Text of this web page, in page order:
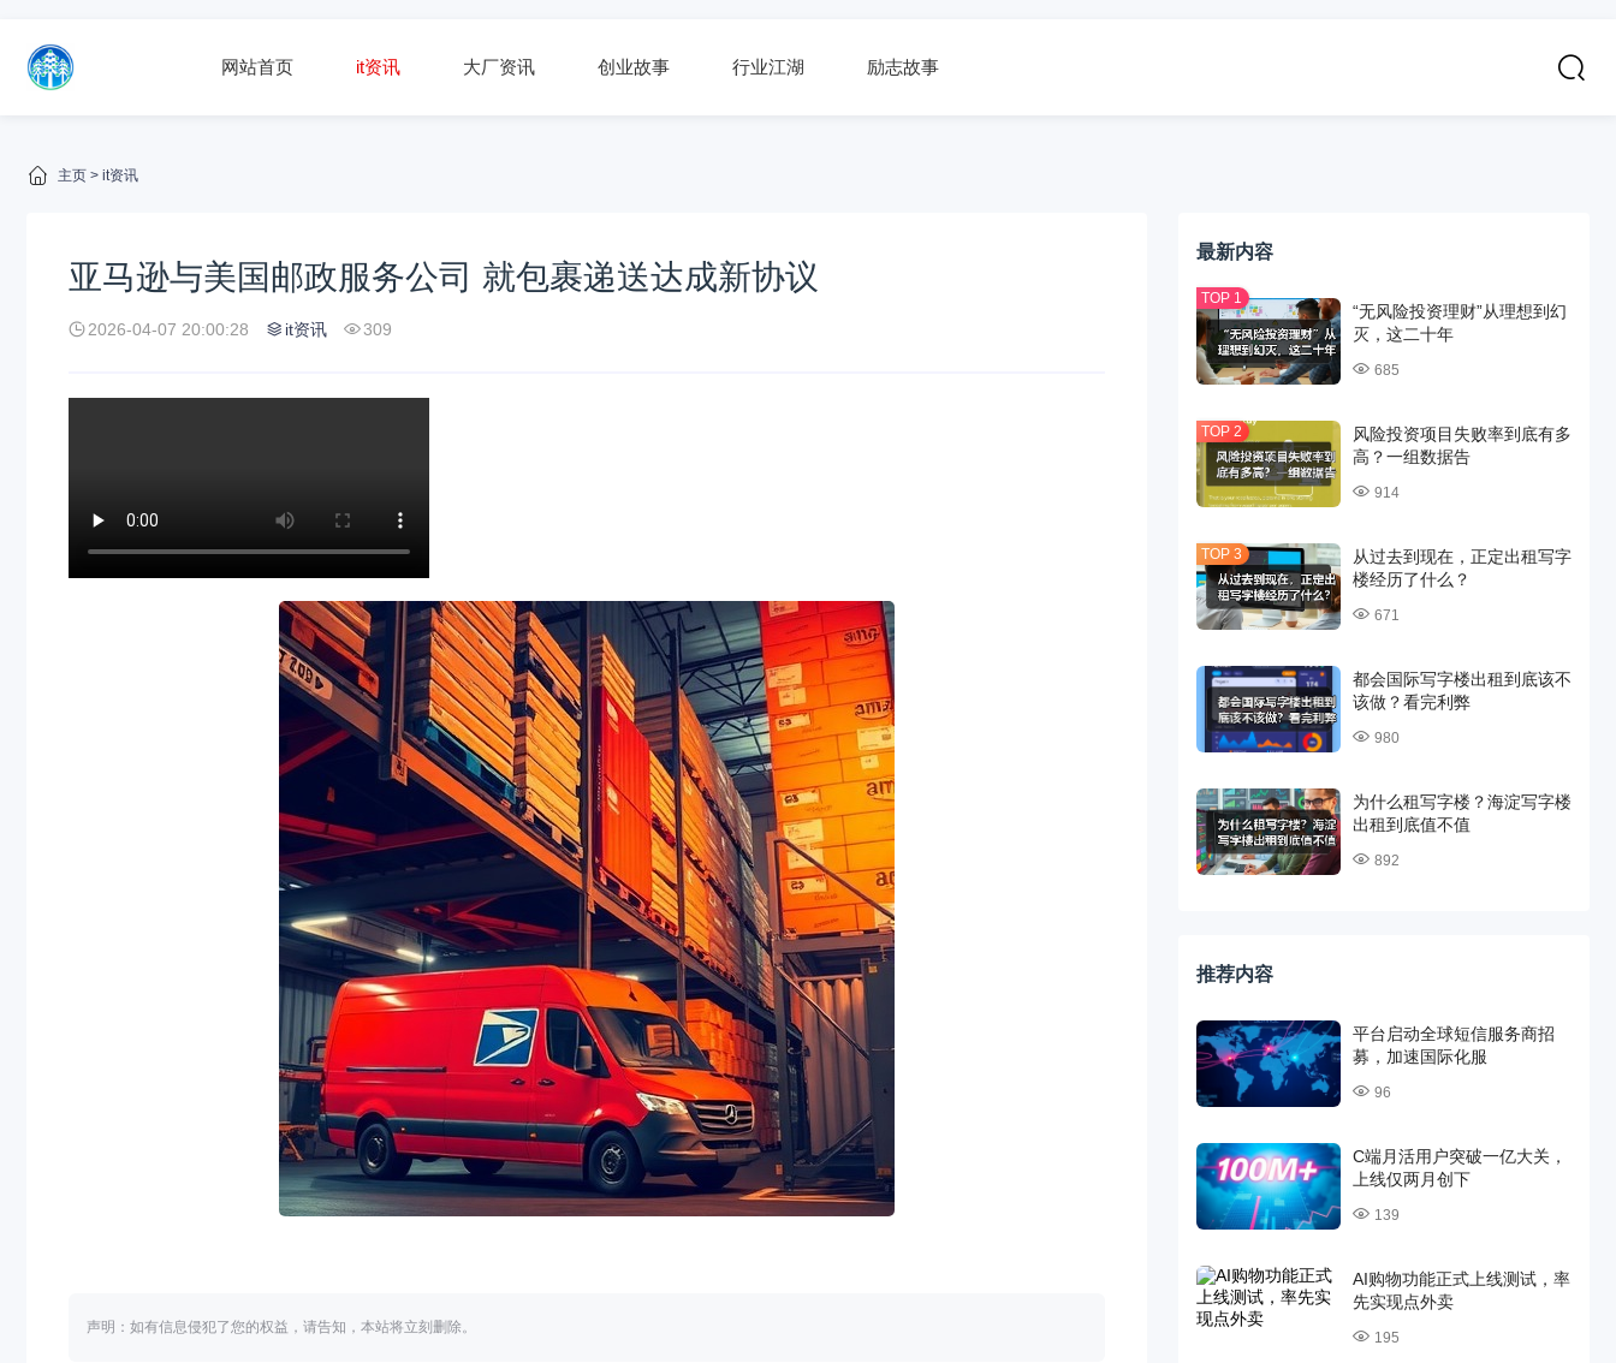
网站首页 it资讯 大厂资讯 创业故事 行业江湖 励志故事
主页 > it资讯
亚马逊与美国邮政服务公司 就包裹递送达成新协议
2026-04-07 20:00:28 it资讯 309
声明：如有信息侵犯了您的权益，请告知，本站将立刻删除。
最新内容
“无风险投资理财”从理想到幻
灭，这二十年
685
风险投资项目失败率到底有多
高？一组数据告
914
从过去到现在，正定出租写字
楼经历了什么？
671
都会国际写字楼出租到底该不
该做？看完利弊
980
为什么租写字楼？海淀写字楼
出租到底值不值
892
推荐内容
平台启动全球短信服务商招
募，加速国际化服
96
C端月活用户突破一亿大关，
上线仅两月创下
139
AI购物功能正式上线测试，率
先实现点外卖
195